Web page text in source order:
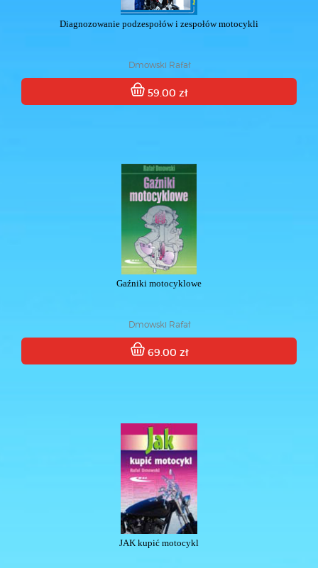
Diagnozowanie podzespołów i zespołów motocykli
Dmowski Rafał
59.00 zł
Gaźniki motocyklowe
Dmowski Rafał
69.00 zł
JAK kupić motocykl